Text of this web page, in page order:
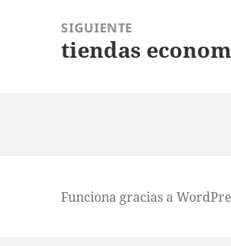
SIGUIENTE
Entrada
tiendas
Funciona gracias a